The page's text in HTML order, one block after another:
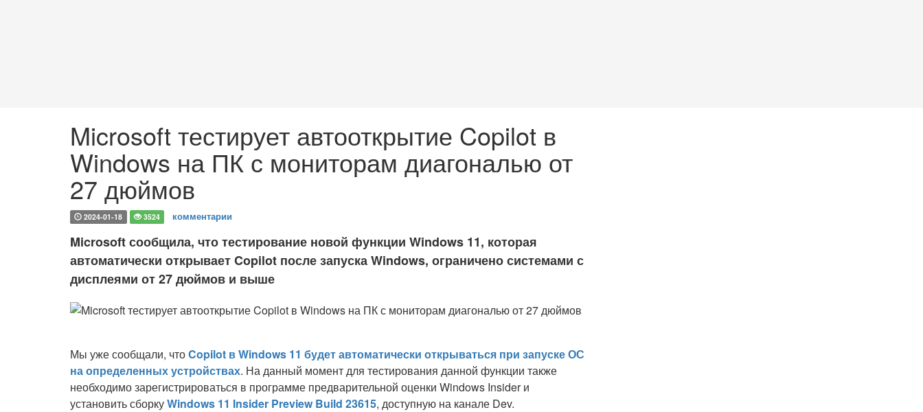
Microsoft тестирует автооткрытие Copilot в
Windows на ПК с мониторам диагональю от
27 дюймов
2024-01-18 3524 комментарии
Microsoft сообщила, что тестирование новой функции Windows 11, которая
автоматически открывает Copilot после запуска Windows, ограничено системами с
дисплеями от 27 дюймов и выше
Мы уже сообщали, чтоCopilot в Windows 11 будет автоматически открываться при запуске ОС
на определенных устройствах. На данный момент для тестирования данной функции также
необходимо зарегистрироваться в программе предварительной оценки Windows Insider и
установить сборкуWindows 11 Insider Preview Build 23615, доступную на канале Dev.